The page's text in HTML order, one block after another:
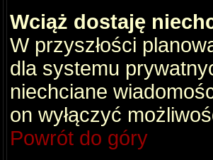
Wciąż dostaję
W przyszłości
dla systemu
niechciane
on wyłączyć
Powrót do góry